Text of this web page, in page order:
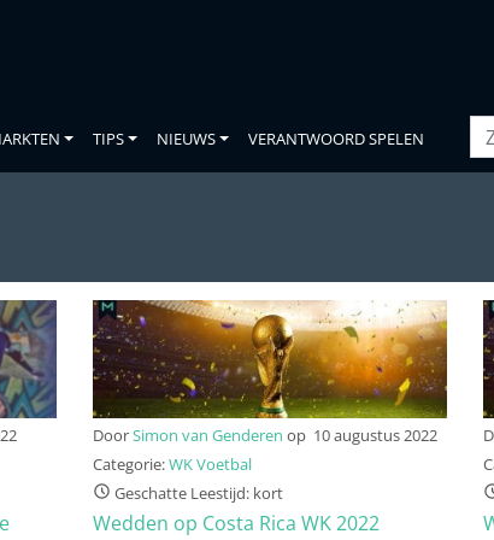
TIPS NIEUWS VERANTWOORD SPELEN
DoorSimon van Genderen op 10 augustus 2022
Categorie:WK Voetbal
Geschatte Leestijd: kort
Wedden op Costa Rica WK 2022